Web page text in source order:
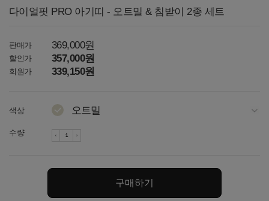
다이얼핏 PRO 아기띠 - 오트밀 & 침받이 2종 세트
판매가 369,000원
할인가 357,000원
회원가 339,150원
색상
오트밀
토프 / 그레이
수량
구매하기